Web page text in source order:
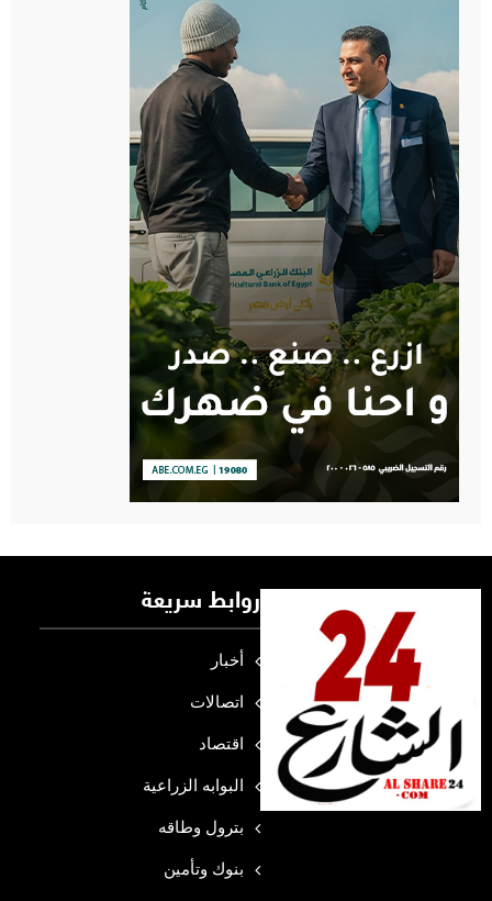
روابط سريعة
أخبار
اتصالات
اقتصاد
البوابه الزراعية
بترول وطاقه
بنوك وتأمين